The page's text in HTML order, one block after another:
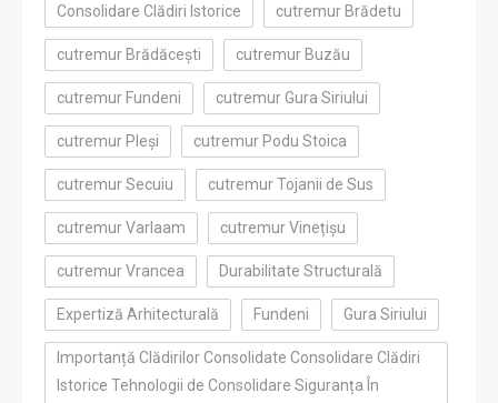
Consolidare Clădiri Istorice cutremur Brădetu
cutremur Brădăcești cutremur Buzău
cutremur Fundeni cutremur Gura Siriului
cutremur Pleși cutremur Podu Stoica
cutremur Secuiu cutremur Tojanii de Sus
cutremur Varlaam cutremur Vinețișu
cutremur Vrancea Durabilitate Structurală
Expertiză Arhitecturală Fundeni Gura Siriului
Importanță Clădirilor Consolidate Consolidare Clădiri
Istorice Tehnologii de Consolidare Siguranța În